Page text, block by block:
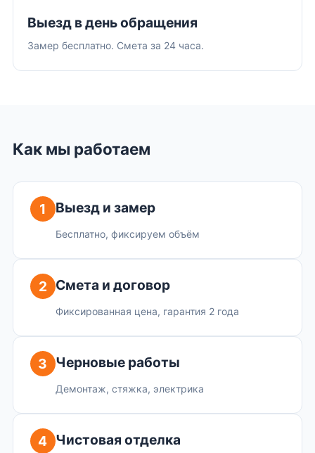
Выезд в день обращения
Замер бесплатно. Смета за 24 часа.
Как мы работаем
1 Выезд и замер
Бесплатно, фиксируем объём
2 Смета и договор
Фиксированная цена, гарантия 2 года
3 Черновые работы
Демонтаж, стяжка, электрика
4 Чистовая отделка